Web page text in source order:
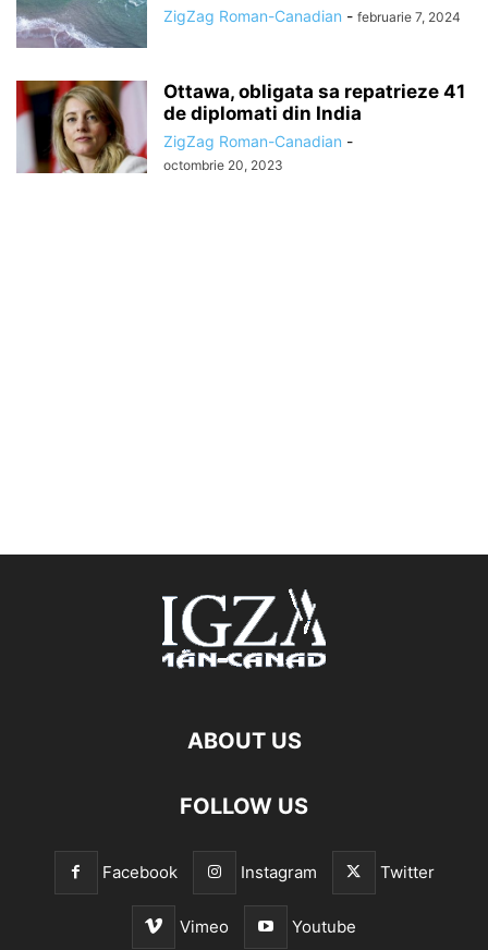
ZigZag Roman-Canadian - februarie 7, 2024
Ottawa, obligata sa repatrieze 41
de diplomati din India
ZigZag Roman-Canadian -
octombrie 20, 2023
ABOUT US
FOLLOW US
Facebook Instagram Twitter
Vimeo Youtube